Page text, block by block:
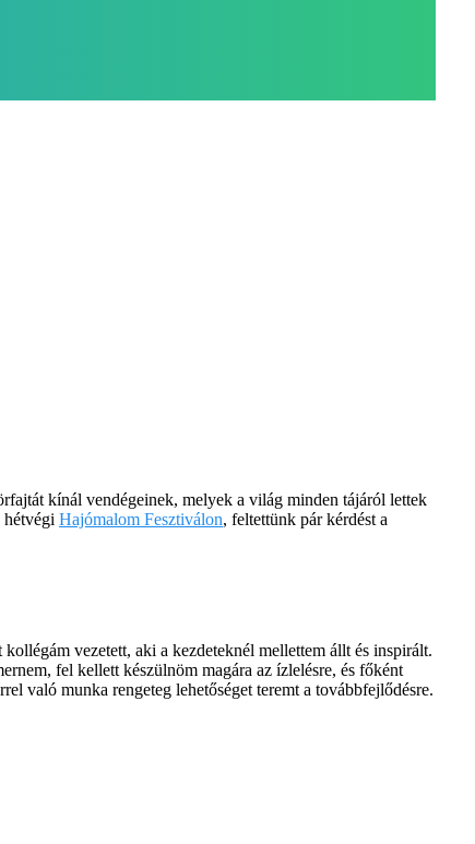
kínál vendégeinek, melyek a világ minden tájáról lettek
Hajómalom Fesztiválon, feltettünk pár kérdést a
vezetett, aki a kezdeteknél mellettem állt és inspirált.
fel kellett készülnöm magára az ízlelésre, és főként
való munka rengeteg lehetőséget teremt a továbbfejlődésre.